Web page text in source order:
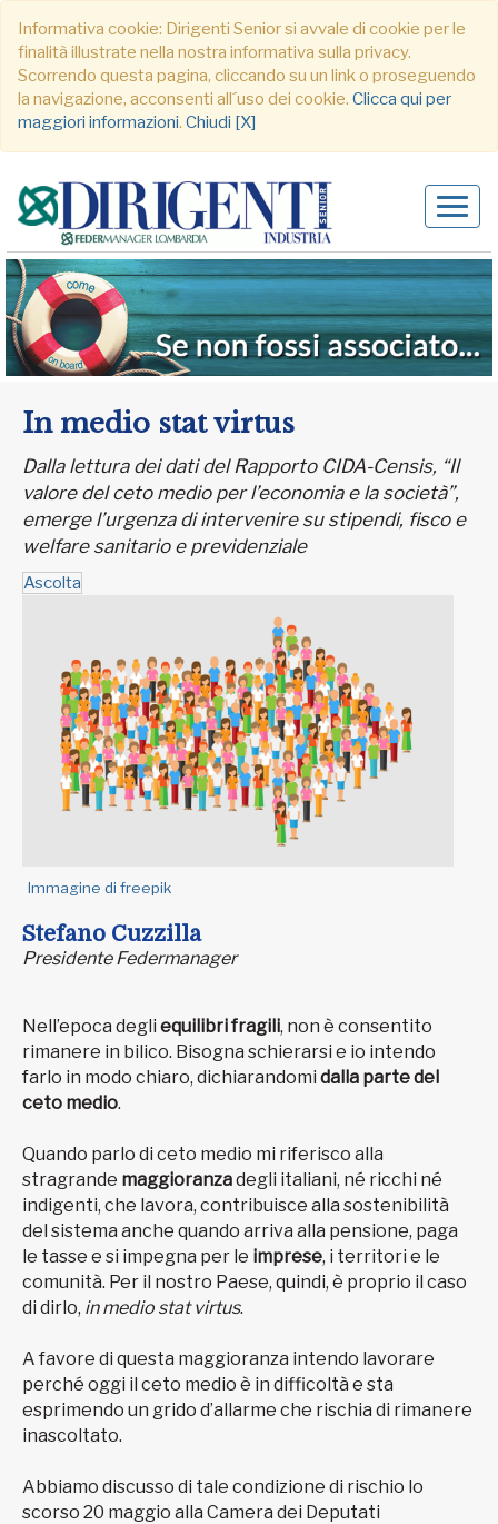
Informativa cookie: Dirigenti Senior si avvale di cookie per le
finalità illustrate nella nostra informativa sulla privacy.
Scorrendo questa pagina, cliccando su un link o proseguendo
la navigazione, acconsenti all´uso dei cookie. Clicca qui per
maggiori informazioni. Chiudi [X]
In medio stat virtus
Dalla lettura dei dati del Rapporto CIDA-Censis, “Il
valore del ceto medio per l’economia e la società”,
emerge l’urgenza di intervenire su stipendi, fisco e
welfare sanitario e previdenziale
Ascolta
Immagine di freepik
Stefano Cuzzilla
Presidente Federmanager
Nell’epoca degli equilibri fragili, non è consentito
rimanere in bilico. Bisogna schierarsi e io intendo
farlo in modo chiaro, dichiarandomi dalla parte del
ceto medio.
Quando parlo di ceto medio mi riferisco alla
stragrande maggioranzadegli italiani, né ricchi né
indigenti, che lavora, contribuisce alla sostenibilità
del sistema anche quando arriva alla pensione, paga
le tasse e si impegna per le imprese, i territori e le
comunità. Per il nostro Paese, quindi, è proprio il caso
di dirlo, in medio stat virtus.
A favore di questa maggioranza intendo lavorare
perché oggi il ceto medio è in difficoltà e sta
esprimendo un grido d’allarme che rischia di rimanere
inascoltato.
Abbiamo discusso di tale condizione di rischio lo
scorso 20 maggio alla Camera dei Deputati